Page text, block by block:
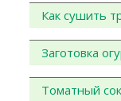
Как сушить
Заготовка
Томатный